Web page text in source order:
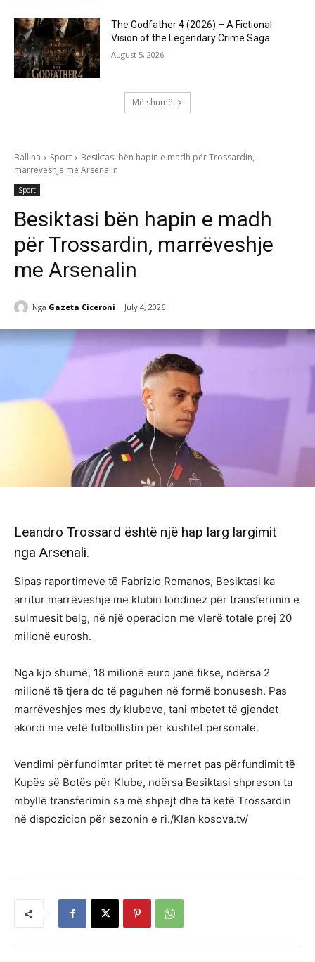
The Godfather 4 (2026) – A Fictional
Vision of the Legendary Crime Saga
August 5, 2026
Më shumë